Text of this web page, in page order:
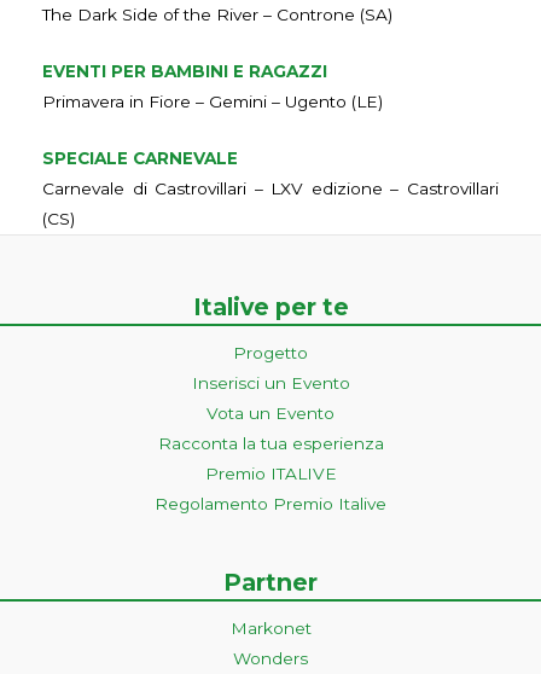
The Dark Side of the River – Controne (SA)
EVENTI PER BAMBINI E RAGAZZI
Primavera in Fiore – Gemini – Ugento (LE)
SPECIALE CARNEVALE
Carnevale di Castrovillari – LXV edizione – Castrovillari
(CS)
Italive per te
Progetto
Inserisci un Evento
Vota un Evento
Racconta la tua esperienza
Premio ITALIVE
Regolamento Premio Italive
Partner
Markonet
Wonders